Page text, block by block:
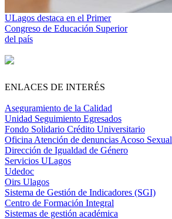
ULagos destaca en el Primer
Congreso de Educación Superior
del país
ENLACES DE INTERÉS
Aseguramiento de la Calidad
Unidad Seguimiento Egresados
Fondo Solidario Crédito Universitario
Oficina Atención de denuncias Acoso Sexual
Dirección de Igualdad de Género
Servicios ULagos
Udedoc
Oirs Ulagos
Sistema de Gestión de Indicadores (SGI)
Centro de Formación Integral
Sistemas de gestión académica